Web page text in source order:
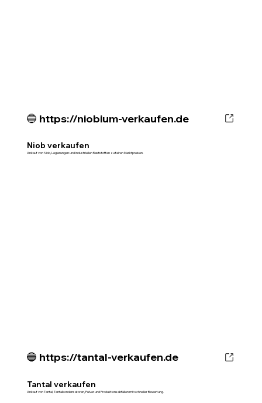
🔵 https://niobium-verkaufen.de
Niob verkaufen
Ankauf von Niob, Legierungen und industriellen Reststoffen zu fairen Marktpreisen.
🔵 https://tantal-verkaufen.de
Tantal verkaufen
Ankauf von Tantal, Tantalkondensatoren, Pulver und Produktionsabfällen mit schneller Bewertung.